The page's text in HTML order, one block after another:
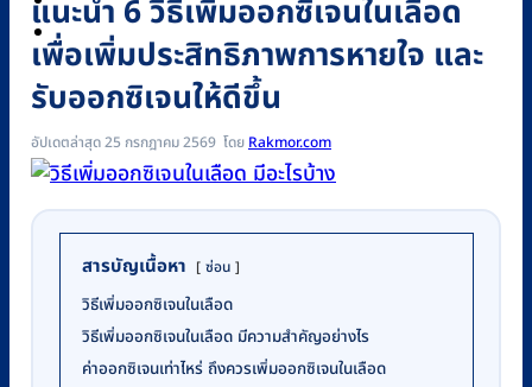
0
แนะนำ 6 วิธีเพิ่มออกซิเจนในเลือด
เพื่อเพิ่มประสิทธิภาพการหายใจ และ
รับออกซิเจนให้ดีขึ้น
อัปเดตล่าสุด 25 กรกฎาคม 2569 Rakmor.com
สารบัญเนื้อหา ซ่อน
วิธีเพิ่มออกซิเจนในเลือด
วิธีเพิ่มออกซิเจนในเลือด มีความสำคัญอย่างไร
ค่าออกซิเจนเท่าไหร่ ถึงควรเพิ่มออกซิเจนในเลือด